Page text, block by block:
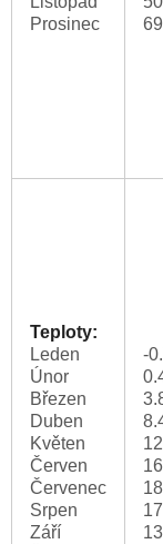
Prosinec
Teploty:
Leden
Únor
Březen
Duben
Květen
Červen
Červenec
Srpen
Září
-